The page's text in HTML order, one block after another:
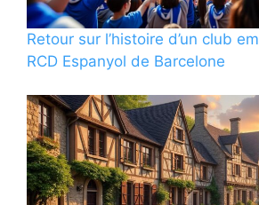
Retour sur l’histoire d’un club
RCD Espanyol de Barcelone